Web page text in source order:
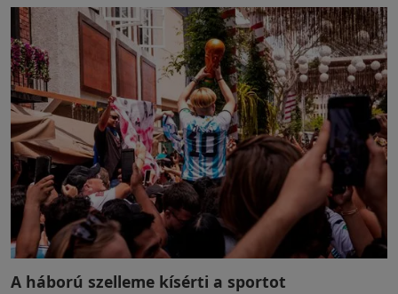
A háború szelleme kísérti a sportot